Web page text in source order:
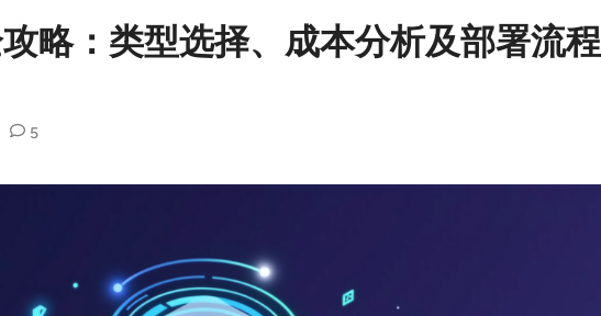
略：类型选择、成本分析及部署流程
5